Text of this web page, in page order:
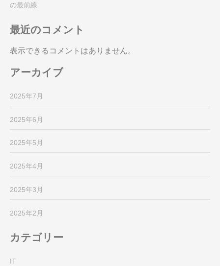
の最前線
最近のコメント
表示できるコメントはありません。
アーカイブ
2025年7月
2025年6月
2025年5月
2025年4月
2025年3月
2025年2月
カテゴリー
IT